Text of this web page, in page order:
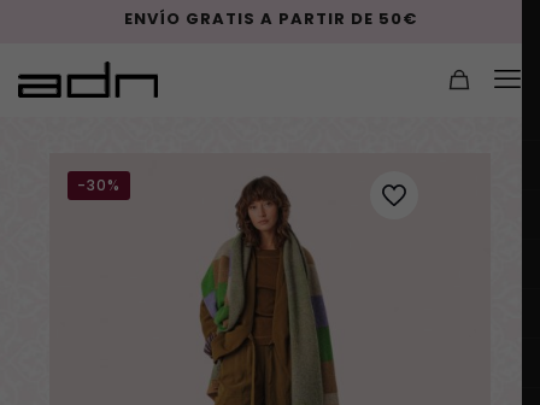
ENVÍO GRATIS A PARTIR DE 50€
-30%